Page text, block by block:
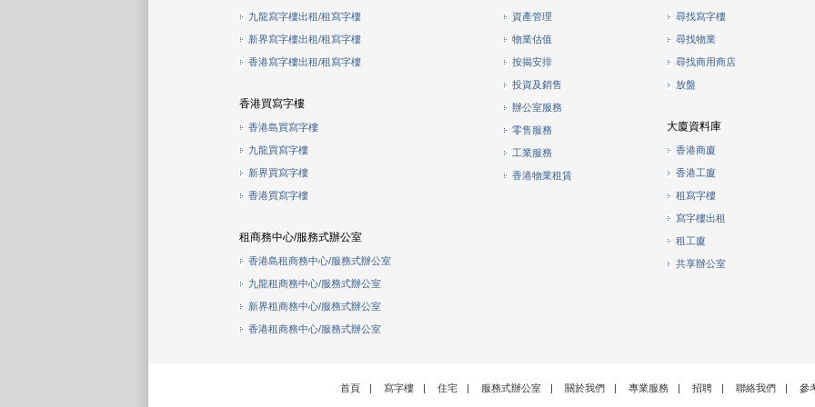
九龍寫字樓出租/租寫字樓
新界寫字樓出租/租寫字樓
香港寫字樓出租/租寫字樓
香港買寫字樓
香港島買寫字樓
九龍買寫字樓
新界買寫字樓
香港買寫字樓
租商務中心/服務式辦公室
香港島租商務中心/服務式辦公室
九龍租商務中心/服務式辦公室
新界租商務中心/服務式辦公室
香港租商務中心/服務式辦公室
資產管理
物業估值
按揭安排
投資及銷售
辦公室服務
零售服務
工業服務
香港物業租賃
尋找寫字樓
尋找物業
尋找商用商店
放盤
大廈資料庫
香港商廈
香港工廈
租寫字樓
寫字樓出租
租工廈
共享辦公室
首頁 | 寫字樓 | 住宅 | 服務式辦公室 | 關於我們 | 專業服務 | 招聘 | 聯絡我們 | 參